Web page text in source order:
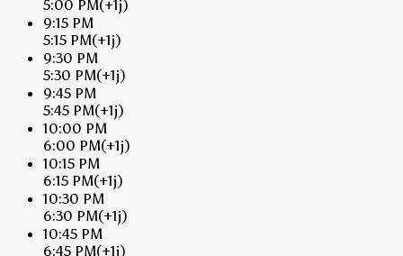
5:00 PM(+1j)
9:15 PM
5:15 PM(+1j)
9:30 PM
5:30 PM(+1j)
9:45 PM
5:45 PM(+1j)
10:00 PM
6:00 PM(+1j)
10:15 PM
6:15 PM(+1j)
10:30 PM
6:30 PM(+1j)
10:45 PM
6:45 PM(+1j)